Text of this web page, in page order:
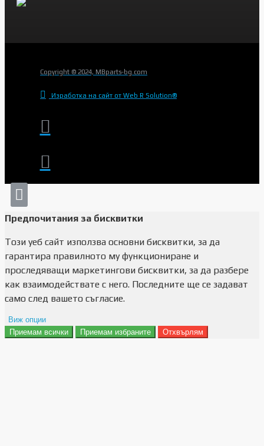
Copyright © 2024, MBparts-bg.com
Изработка на сайт от Web R Solution®
Предпочитания за бисквитки
Този уеб сайт използва основни бисквитки, за да
гарантира правилното му функциониране и
проследяващи маркетингови бисквитки, за да разбере
как взаимодействате с него. Последните ще се задават
само след вашето съгласие.
Виж опции
Препочитания за реклами
Приемам всички Приемам избраните Отхвърлям